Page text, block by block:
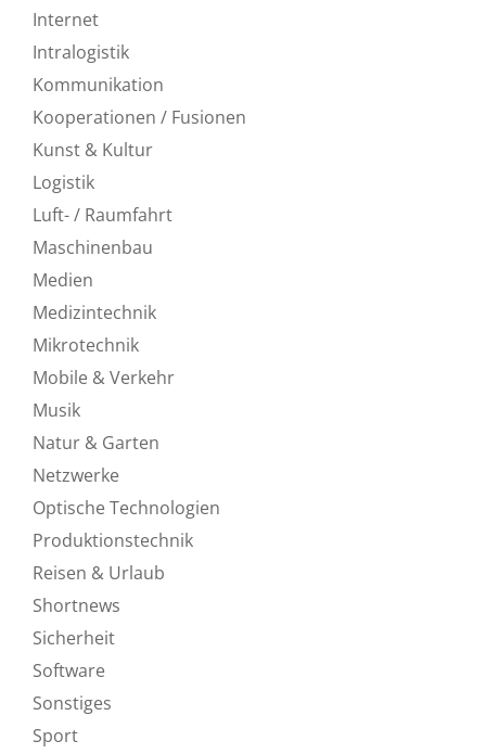
Internet
Intralogistik
Kommunikation
Kooperationen / Fusionen
Kunst & Kultur
Logistik
Luft- / Raumfahrt
Maschinenbau
Medien
Medizintechnik
Mikrotechnik
Mobile & Verkehr
Musik
Natur & Garten
Netzwerke
Optische Technologien
Produktionstechnik
Reisen & Urlaub
Shortnews
Sicherheit
Software
Sonstiges
Sport